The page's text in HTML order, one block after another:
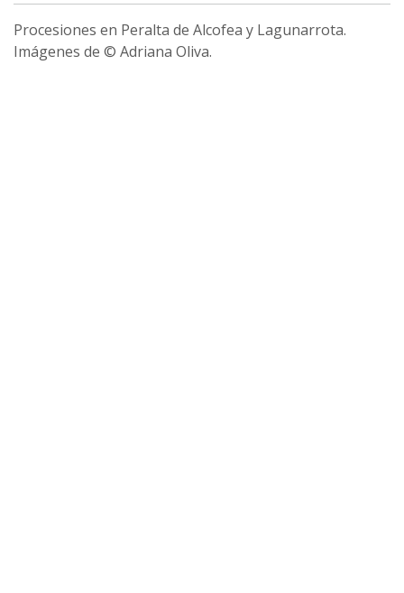
Procesiones en Peralta de Alcofea y Lagunarrota.
Imágenes de © Adriana Oliva.